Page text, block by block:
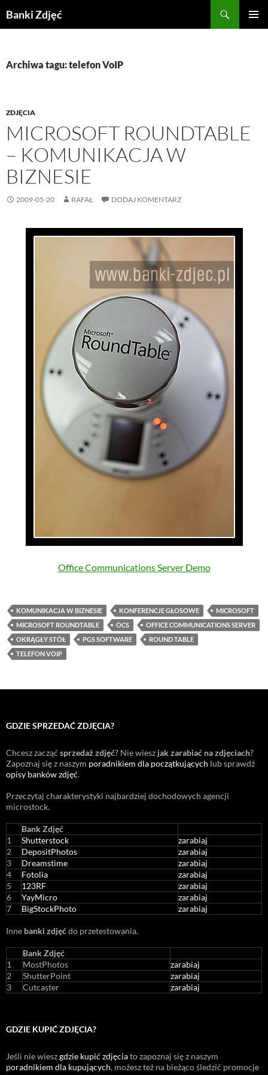
doBanki Zdjęć
Archiwa tagu: telefon VoIP
ZDJĘCIA
MICROSOFT ROUNDTABLE
– KOMUNIKACJA W
BIZNESIE
2009-05-20 RAFAŁ DODAJ KOMENTARZ
Office Communications Server Demo
KOMUNIKACJA W BIZNESIE KONFERENCJE GŁOSOWE
MICROSOFT
MICROSOFT ROUNDTABLE
OCS
OFFICE COMMUNICATIONS SERVER
OKRĄGŁY STÓŁ
PGS SOFTWARE
ROUND TABLE
TELEFON VOIP
GDZIE SPRZEDAĆ ZDJĘCIA?
Chcesz zacząć sprzedaż zdjęć? Nie wiesz jak zarabiać na zdjęciach?
Zapoznaj się z naszym poradnikiem dla początkujących lub sprawdź
opisy banków zdjęć.
Przeczytaj charakterystyki najbardziej dochodowych agencji
microstock.
Bank Zdjęć
1
Shutterstock
zarabiaj
2
DepositPhotos
zarabiaj
3
Dreamstime
zarabiaj
4
Fotolia
zarabiaj
5
123RF
zarabiaj
6
YayMicro
zarabiaj
7
BigStockPhoto zarabiaj
Inne banki zdjęćdo przetestowania.
Bank Zdjęć
1
MostPhotos
zarabiaj
2
ShutterPoint
zarabiaj
3
Cutcaster zarabiaj
GDZIE KUPIĆ ZDJĘCIA?
Jeśli nie wieszgdzie kupić zdjęciato zapoznaj się z naszym
poradnikiem dla kupujących, możesz też na bieżąco śledzić promocje